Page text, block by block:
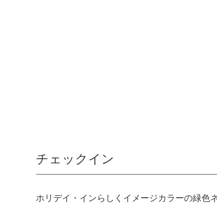
チェックイン
ホリデイ・インらしくイメージカラーの緑色